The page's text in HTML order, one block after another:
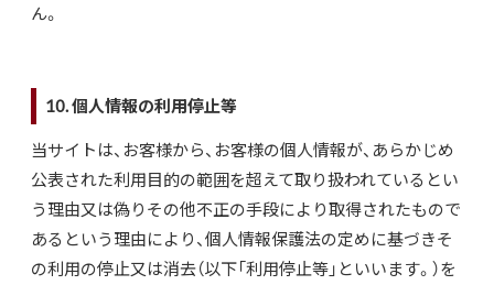
ん。
10. 個人情報の利用停止等
当サイトは、お客様から、お客様の個人情報が、あらかじめ
公表された利用目的の範囲を超えて取り扱われているとい
う理由又は偽りその他不正の手段により取得されたもので
あるという理由により、個人情報保護法の定めに基づきそ
の利用の停止又は消去（以下「利用停止等」といいます。）を